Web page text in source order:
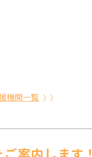
機関一覧